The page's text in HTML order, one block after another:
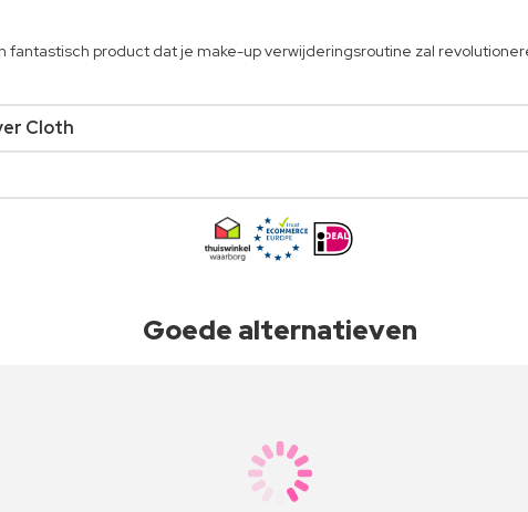
fantastisch product dat je make-up verwijderingsroutine zal
Cloth
Goede alternatieven